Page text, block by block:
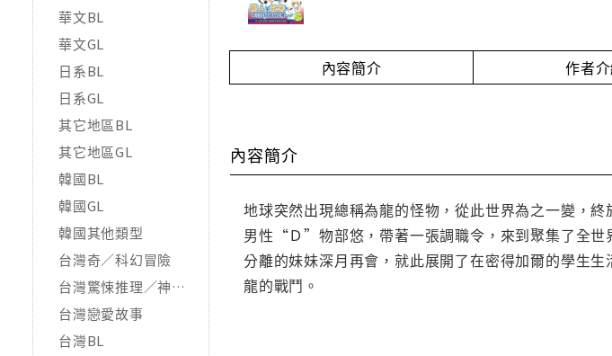
華文BL
華文GL
日系BL
日系GL
其它地區BL
其它地區GL
韓國BL
韓國GL
韓國其他類型
台灣奇／科幻冒險
台灣驚悚推理／神怪靈異
台灣戀愛故事
台灣BL
內容簡介 作者
內容簡介
地球突然出現總稱為龍的怪物，從此世界為之一變，
男性“Ｄ”物部悠，帶著一張調職令，來到聚集了全
分離的妹妹深月再會，就此展開了在密得加爾的學生
龍的戰鬥。